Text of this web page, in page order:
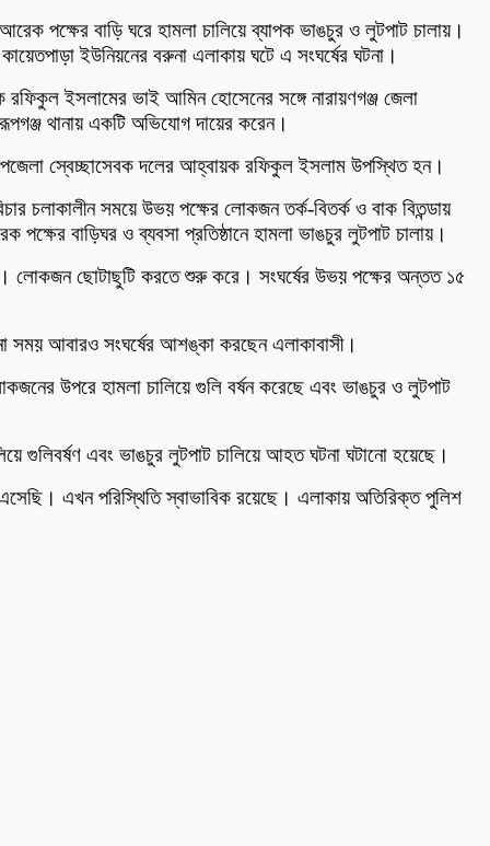
পক্ষের বাড়ি ঘরে হামলা চালিয়ে ব্যাপক ভাঙচুর ও লুটপাট চালায়।
ইউনিয়নের বরুনা এলাকায় ঘটে এ সংঘর্ষের ঘটনা।
রফিকুল ইসলামের ভাই আমিন হোসেনের সঙ্গে নারায়ণগঞ্জ জেলা
থানায় একটি অভিযোগ দায়ের করেন।
স্বেচ্ছাসেবক দলের আহ্বায়ক রফিকুল ইসলাম উপস্থিত হন।
চলাকালীন সময়ে উভয় পক্ষের লোকজন তর্ক-বিতর্ক ও বাক বিতন্ডায়
বাড়িঘর ও ব্যবসা প্রতিষ্ঠানে হামলা ভাঙচুর লুটপাট চালায়।
লোকজন ছোটাছুটি করতে শুরু করে। সংঘর্ষের উভয় পক্ষের অন্তত ১৫
সময় আবারও সংঘর্ষের আশঙ্কা করছেন এলাকাবাসী।
উপরে হামলা চালিয়ে গুলি বর্ষন করেছে এবং ভাঙচুর ও লুটপাট
গুলিবর্ষণ এবং ভাঙচুর লুটপাট চালিয়ে আহত ঘটনা ঘটানো হয়েছে।
এসেছি। এখন পরিস্থিতি স্বাভাবিক রয়েছে। এলাকায় অতিরিক্ত পুলিশ